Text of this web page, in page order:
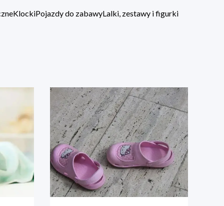
KlockiPojazdy do zabawyLalki, zestawy i figurki